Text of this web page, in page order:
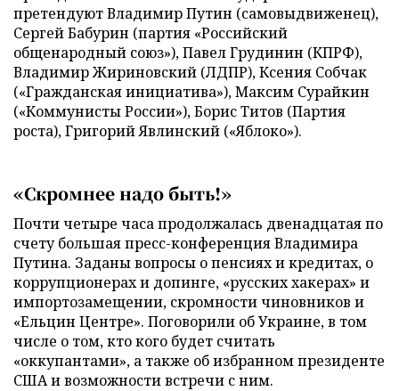
претендуют Владимир Путин (самовыдвиженец),
Сергей Бабурин (партия «Российский
общенародный союз»), Павел Грудинин (КПРФ),
Владимир Жириновский (ЛДПР), Ксения Собчак
(«Гражданская инициатива»), Максим Сурайкин
(«Коммунисты России»), Борис Титов (Партия
роста), Григорий Явлинский («Яблоко»).
«Скромнее надо быть!»
Почти четыре часа продолжалась двенадцатая по
счету большая пресс-конференция Владимира
Путина. Заданы вопросы о пенсиях и кредитах, о
коррупционерах и допинге, «русских хакерах» и
импортозамещении, скромности чиновников и
«Ельцин Центре». Поговорили об Украине, в том
числе о том, кто кого будет считать
«оккупантами», а также об избранном президенте
США и возможности встречи с ним.